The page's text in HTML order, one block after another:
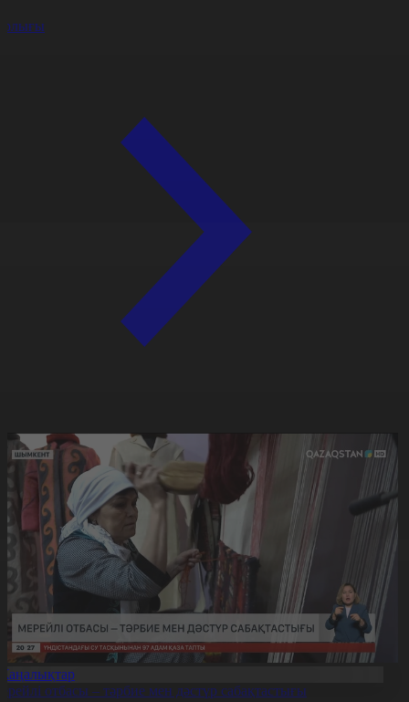
отбасы – тәрбие мен дәстүр сабақтастығы